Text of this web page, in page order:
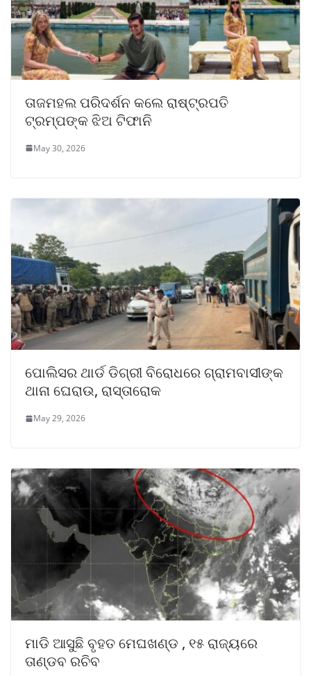
ତାଜମହଲ ପରିଦର୍ଶନ କଲେ ରାଷ୍ଟ୍ରପତି
ଟ୍ରମ୍ପଙ୍କ ଝିଅ ଟିଫାନି
May 30, 2026
ପୋଲିସର ଥାର୍ଡ ଡିଗ୍ରୀ ବିରୋଧରେ ଗ୍ରାମବାସୀଙ୍କ
ଥାନା ଘେରାଉ, ରାସ୍ତାରୋକ
May 29, 2026
ମାଡି ଆସୁଛି ବୃହତ ମେଘଖଣ୍ଡ , ୧୫ ରାଜ୍ୟରେ
ତାଣ୍ଡବ ରଚିବ